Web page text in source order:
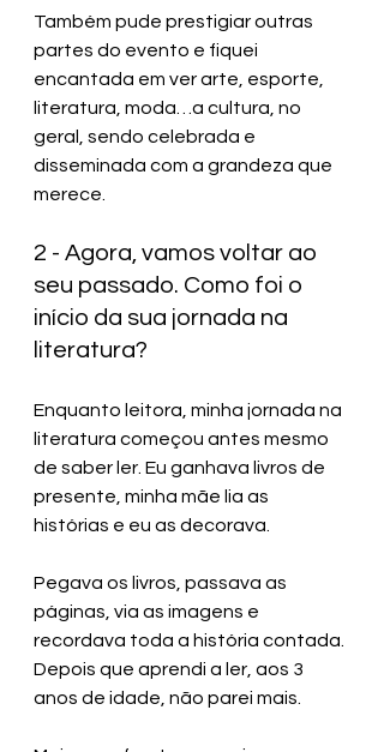
Também pude prestigiar outras
partes do evento e fiquei
encantada em ver arte, esporte,
literatura, moda…a cultura, no
geral, sendo celebrada e
disseminada com a grandeza que
merece.
2 - Agora, vamos voltar ao
seu passado. Como foi o
início da sua jornada na
literatura?
Enquanto leitora, minha jornada na
literatura começou antes mesmo
de saber ler. Eu ganhava livros de
presente, minha mãe lia as
histórias e eu as decorava.
Pegava os livros, passava as
páginas, via as imagens e
recordava toda a história contada.
Depois que aprendi a ler, aos 3
anos de idade, não parei mais.